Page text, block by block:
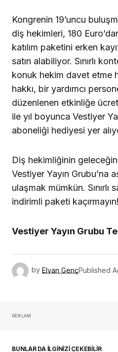
ulaşmak mümkün. Sınırlı
indirimli paketi
Vestiyer Yayın Grubu
by Elvan GençPublished
BUNLAR DA İLGİNİZİ ÇEKEBİLİR
Oyuncuları Çalıştayda